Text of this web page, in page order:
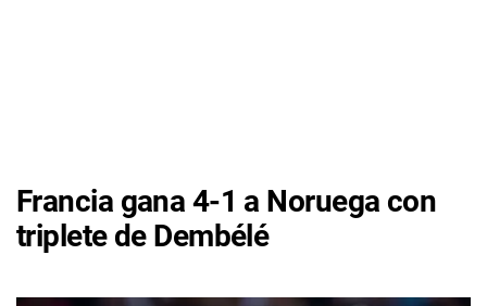
Francia gana 4-1 a Noruega con
triplete de Dembélé